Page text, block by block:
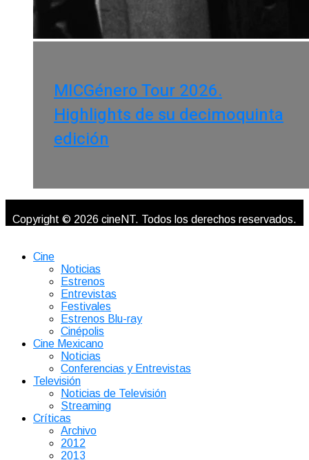
MICGénero Tour 2026.
Highlights de su decimoquinta
edición
Copyright © 2026 cineNT. Todos los derechos reservados.
Cine
Noticias
Estrenos
Entrevistas
Festivales
Estrenos Blu-ray
Cinépolis
Cine Mexicano
Noticias
Conferencias y Entrevistas
Televisión
Noticias de Televisión
Streaming
Críticas
Archivo
2012
2013